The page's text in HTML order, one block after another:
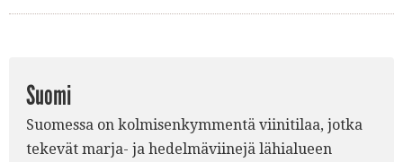
Suomi
Suomessa on kolmisenkymmentä viinitilaa, jotka
tekevät marja- ja hedelmäviinejä lähialueen